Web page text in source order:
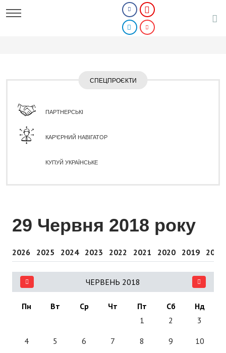
СПЕЦПРОЄКТИ
ПАРТНЕРСЬКІ
КАР'ЄРНИЙ НАВІГАТОР
КУПУЙ УКРАЇНСЬКЕ
29 Червня 2018 року
2026 2025 2024 2023 2022 2021 2020 2019 2018
ЧЕРВЕНЬ 2018
Пн Вт Ср Чт Пт Сб
Нд
1
2 3
4 5 6 7 8 9 10